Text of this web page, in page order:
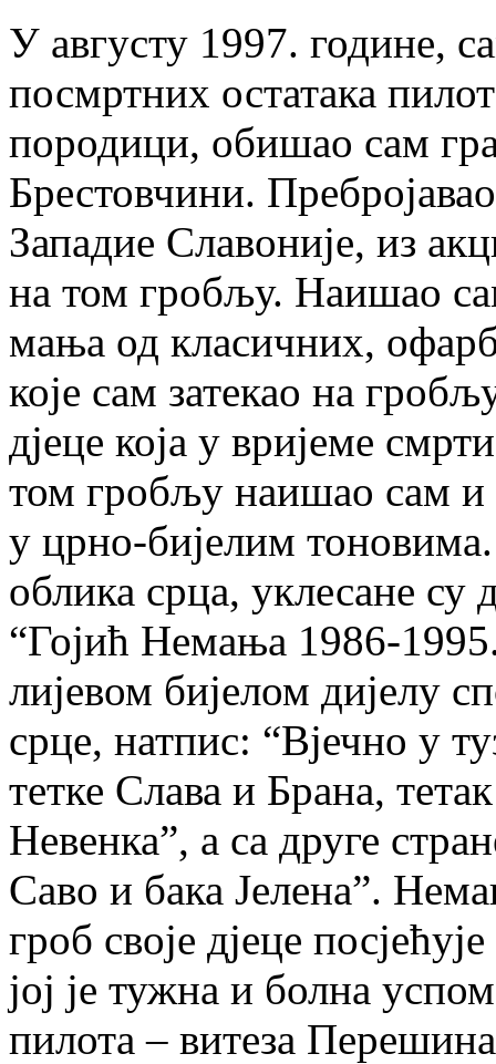
У августу 1997. године,
посмртних остатака
породици, обишао сам
Брестовчини.
Западие Славоније, из
на том гробљу. Наишао
мања од класичних,
које сам затекао на
дјеце која у вријеме
том гробљу наишао сам
у црно-бијелим
облика срца, уклесане су
“Гојић Немања 1986-
лијевом бијелом дијелу
срце, натпис: “Вјечно у
тетке Слава и Брана,
Невенка”, а са друге
Саво и бака Јелена”.
гроб своје дјеце
јој је тужна и болна
пилота – витеза